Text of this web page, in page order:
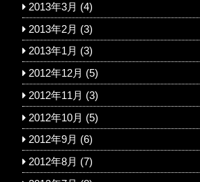
2013年3月 (4)
2013年2月 (3)
2013年1月 (3)
2012年12月 (5)
2012年11月 (3)
2012年10月 (5)
2012年9月 (6)
2012年8月 (7)